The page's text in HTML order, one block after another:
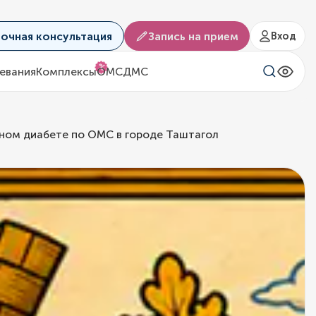
консультация Запись на прием Вход
Комплексы%
ОМСДМС
диабете по ОМС в городе Таштагол